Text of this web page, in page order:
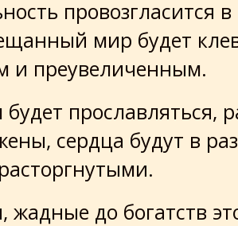
провозгласится
мир будет
и преувеличенным.
прославляться,
сердца будут в
до богатств